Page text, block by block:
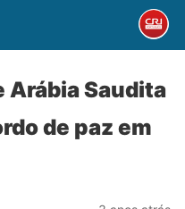
Arábia Saudita
de paz em